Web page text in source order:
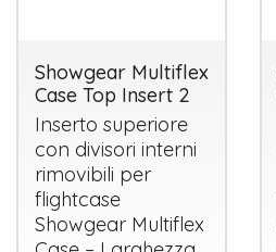
Showgear Multiflex
Case Top Insert 2
Inserto superiore
con divisori interni
rimovibili per
flightcase
Showgear Multiflex